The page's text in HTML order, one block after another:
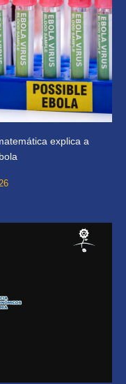
explica a